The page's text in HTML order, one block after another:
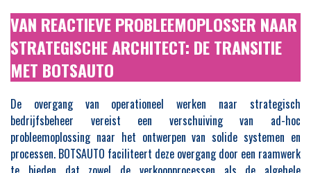
VAN REACTIEVE PROBLEEMOPLOSSER NAAR
STRATEGISCHE ARCHITECT: DE TRANSITIE
MET BOTSAUTO
De overgang van operationeel werken naar strategisch
bedrijfsbeheer vereist een verschuiving van ad-hoc
probleemoplossing naar het ontwerpen van solide systemen en
processen. BOTSAUTO faciliteert deze overgang door een raamwerk